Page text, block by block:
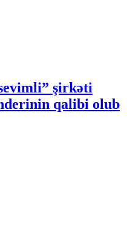
şirkəti
qalibi olub